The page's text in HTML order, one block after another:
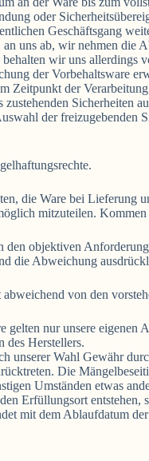
oder
Geschäftsgang
uns ab, wir nehmen die
wir uns allerdings
der Vorbehaltsware
Zeitpunkt der
Sicherheiten
der freizugebenden
die Ware bei Lieferung
mitzuteilen.
den objektiven
die Abweichung
von den
gelten nur unsere eigenen
des Herstellers.
unserer Wahl Gewähr
Die
Umständen etwas
Erfüllungsort
mit dem Ablaufdatum